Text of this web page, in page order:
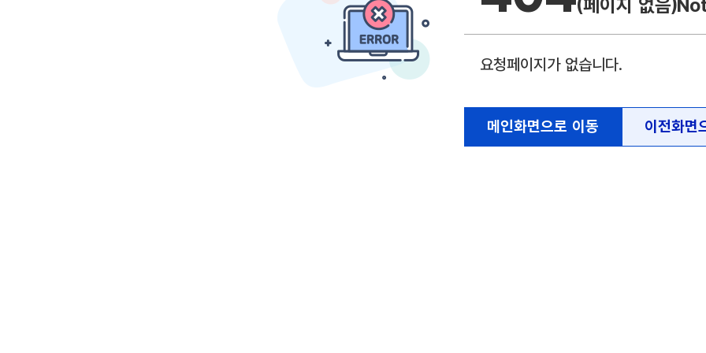
(페이지 없음)
요청페이지가 없습니다.
메인화면으로 이동 이전화면